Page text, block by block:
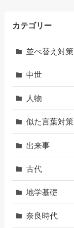
カテゴリー
並べ替え対策
中世
人物
似た言葉対策
出来事
古代
地学基礎
奈良時代